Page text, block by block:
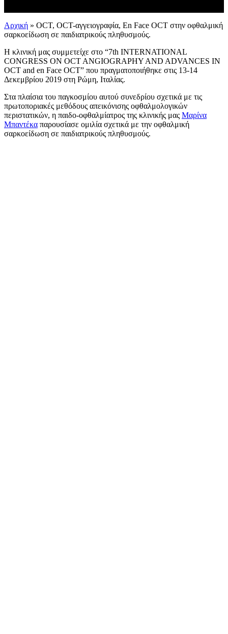
Αρχική » OCT, OCT-αγγειογραφία, En Face OCT στην οφθαλμική
σαρκοείδωση σε παιδιατρικούς πληθυσμούς.
Η κλινική μας συμμετείχε στο “7th INTERNATIONAL
CONGRESS ON OCT ANGIOGRAPHY AND ADVANCES IN
OCT and en Face OCT” που πραγματοποιήθηκε στις 13-14
Δεκεμβρίου 2019 στη Ρώμη, Ιταλίας.
Στα πλαίσια του παγκοσμίου αυτού συνεδρίου σχετικά με τις
πρωτοποριακές μεθόδους απεικόνισης οφθαλμολογικών
περιστατικών, η παιδο-οφθαλμίατρος της κλινικής μας Μαρίνα
Μπαντέκα παρουσίασε ομιλία σχετικά με την οφθαλμική
σαρκοείδωση σε παιδιατρικούς πληθυσμούς.